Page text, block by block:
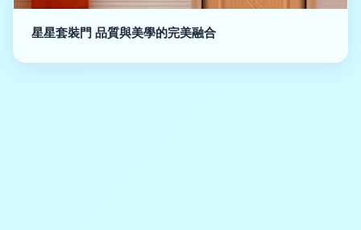
星星套裝門 品質與美學的完美融合